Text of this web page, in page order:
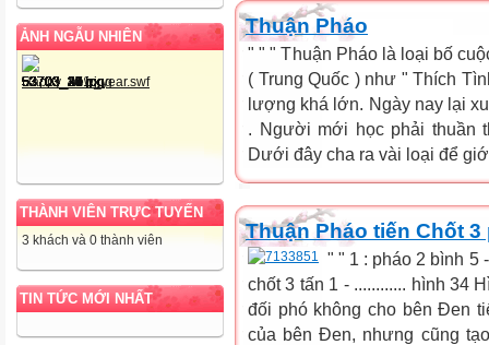
ẢNH NGẪU NHIÊN
THÀNH VIÊN TRỰC TUYẾN
3 khách và 0 thành viên
TIN TỨC MỚI NHẤT
Thuận Pháo
" " " Thuận Pháo là loại bố
( Trung Quốc ) như " Thích
lượng khá lớn. Ngày nay lại
. Người mới học phải thuần
Dưới đây cha ra vài loại để
Thuận Pháo tiến Chốt
" " 1 : pháo 2 bình 5
chốt 3 tấn 1 - ............ hình 34
đối phó không cho bên Đen
của bên Đen, nhưng cũng